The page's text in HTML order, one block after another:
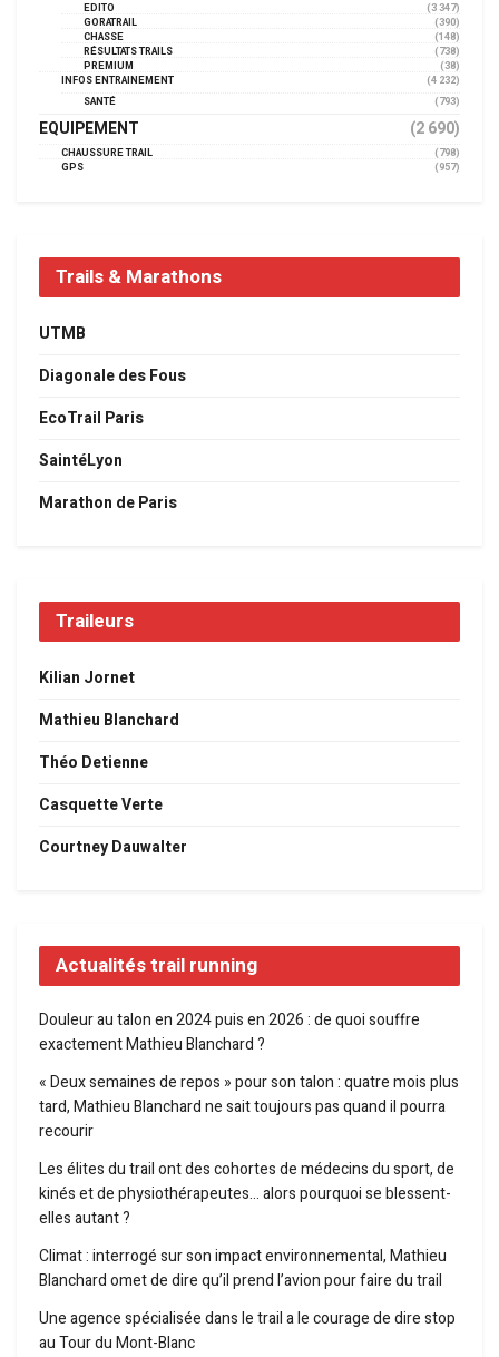
EDITO
(3 347)
GORATRAIL
(390)
CHASSE
(148)
RÉSULTATS TRAILS
(738)
PREMIUM
(38)
INFOS ENTRAINEMENT
(4 232)
SANTÉ
(793)
EQUIPEMENT (2 690)
CHAUSSURE TRAIL
(798)
GPS
(957)
Trails & Marathons
UTMB
Diagonale des Fous
EcoTrail Paris
SaintéLyon
Marathon de Paris
Traileurs
Kilian Jornet
Mathieu Blanchard
Théo Detienne
Casquette Verte
Courtney Dauwalter
Actualités trail running
Douleur au talon en 2024 puis en 2026 : de quoi souffre
exactement Mathieu Blanchard ?
« Deux semaines de repos » pour son talon : quatre mois plus
tard, Mathieu Blanchard ne sait toujours pas quand il pourra
recourir
Les élites du trail ont des cohortes de médecins du sport, de
kinés et de physiothérapeutes… alors pourquoi se blessent-
elles autant ?
Climat : interrogé sur son impact environnemental, Mathieu
Blanchard omet de dire qu’il prend l’avion pour faire du trail
Une agence spécialisée dans le trail a le courage de dire stop
au Tour du Mont-Blanc